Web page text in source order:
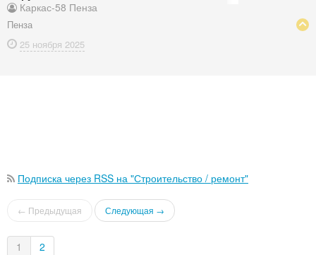
Каркас-58 Пенза
Пенза
25 ноября 2025
Подписка через RSS на "Строительство / ремонт"
← Предыдущая Следующая →
1 2